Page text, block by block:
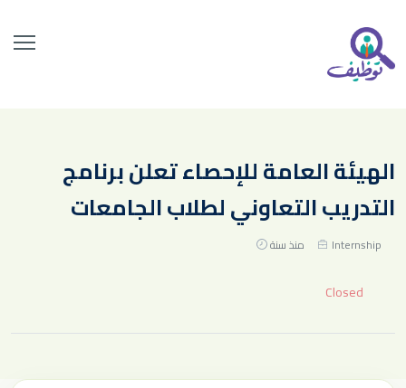
الهيئة العامة للإحصاء تعلن برنامج
التدريب التعاوني لطلاب الجامعات
Internship منذ سنة
Closed